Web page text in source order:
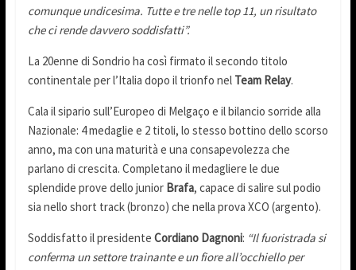
comunque undicesima. Tutte e tre nelle top 11, un risultato
che ci rende davvero soddisfatti”.
La 20enne di Sondrio ha così firmato il secondo titolo
continentale per l’Italia dopo il trionfo nel Team Relay.
Cala il sipario sull’Europeo di Melgaço e il bilancio sorride alla
Nazionale: 4 medaglie e 2 titoli, lo stesso bottino dello scorso
anno, ma con una maturità e una consapevolezza che
parlano di crescita. Completano il medagliere le due
splendide prove dello junior Brafa, capace di salire sul podio
sia nello short track (bronzo) che nella prova XCO (argento).
Soddisfatto il presidente Cordiano Dagnoni: “Il fuoristrada si
conferma un settore trainante e un fiore all’occhiello per